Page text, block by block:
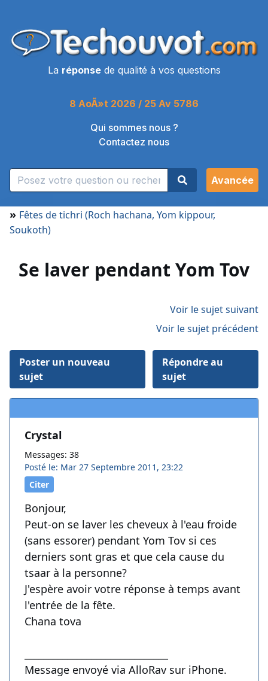
La réponsede qualité à vos questions
8 AoÃ»t 2026 / 25 Av 5786
Qui sommes nous ?
Contactez nous
Avancée
» Fêtes de tichri (Roch hachana, Yom kippour,
Soukoth)
Se laver pendant Yom Tov
Voir le sujet suivant
Voir le sujet précédent
Poster un nouveau
sujet
Répondre au
sujet
Crystal
Messages: 38
Posté le: Mar 27 Septembre 2011, 23:22
Citer
Bonjour,
Peut-on se laver les cheveux à l'eau froide
(sans essorer) pendant Yom Tov si ces
derniers sont gras et que cela cause du
tsaar à la personne?
J'espère avoir votre réponse à temps avant
l'entrée de la fête.
Chana tova
Message envoyé via AlloRav sur iPhone.